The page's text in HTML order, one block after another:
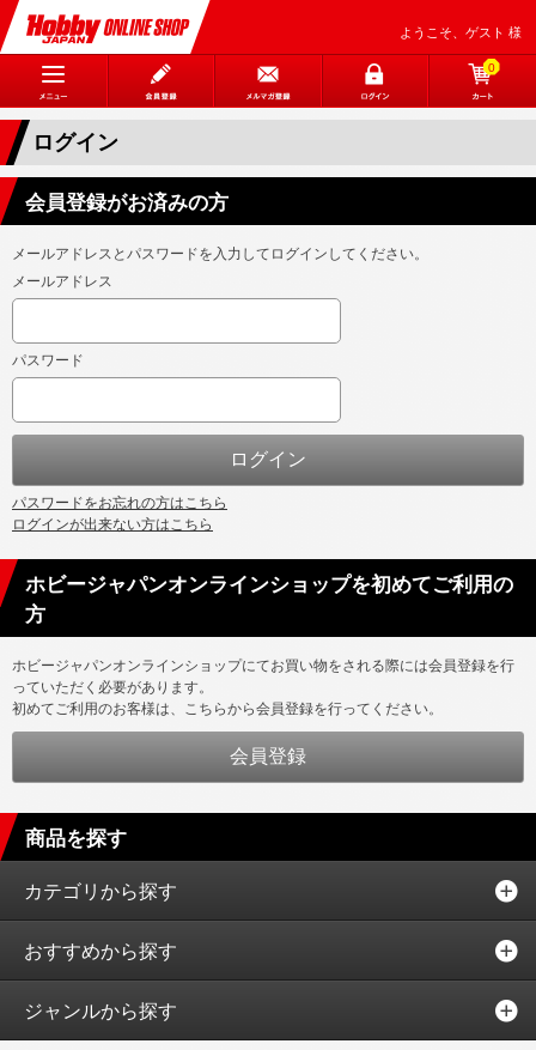
ようこそ、ゲスト 様
0
ログイン
会員登録がお済みの方
メールアドレスとパスワードを入力してログインしてください。
メールアドレス
パスワード
パスワードをお忘れの方はこちら
ログインが出来ない方はこちら
ホビージャパンオンラインショップを初めてご利用の
方
ホビージャパンオンラインショップにてお買い物をされる際には会員登録を行
っていただく必要があります。
初めてご利用のお客様は、こちらから会員登録を行ってください。
商品を探す
カテゴリから探す
おすすめから探す
ジャンルから探す